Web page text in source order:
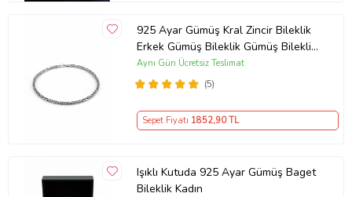
925 Ayar Gümüş Kral Zincir Bileklik
Erkek Gümüş Bileklik Gümüş Bileklik
(Çok Renkli)
(5)
Aynı Gün Ücretsiz Teslimat
Sepet Fiyatı 1852,90 TL
Işıklı Kutuda 925 Ayar Gümüş Baget
Bileklik Kadın